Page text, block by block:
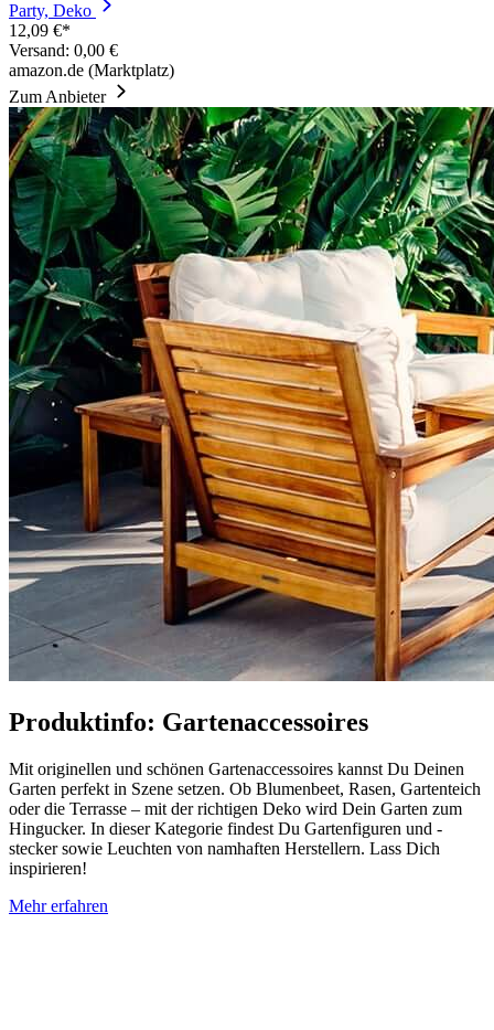
Party, Deko
12,09 €*
Versand: 0,00 €
amazon.de (Marktplatz)
Zum Anbieter
Produktinfo: Gartenaccessoires
Mit originellen und schönen Gartenaccessoires kannst Du Deinen
Garten perfekt in Szene setzen. Ob Blumenbeet, Rasen, Gartenteich
oder die Terrasse – mit der richtigen Deko wird Dein Garten zum
Hingucker. In dieser Kategorie findest Du Gartenfiguren und -
stecker sowie Leuchten von namhaften Herstellern. Lass Dich
inspirieren!
Mehr erfahren